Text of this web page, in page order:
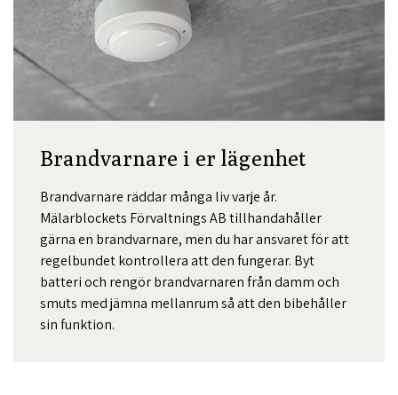
Brandvarnare i er lägenhet
Brandvarnare räddar många liv varje år.
Mälarblockets Förvaltnings AB tillhandahåller
gärna en brandvarnare, men du har ansvaret för att
regelbundet kontrollera att den fungerar. Byt
batteri och rengör brandvarnaren från damm och
smuts med jämna mellanrum så att den bibehåller
sin funktion.